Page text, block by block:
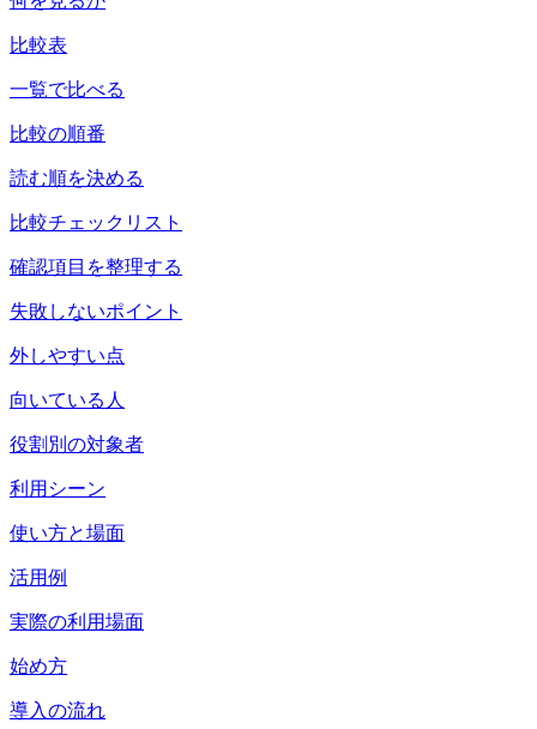
比較表
一覧で比べる
比較の順番
読む順を決める
比較チェックリスト
確認項目を整理する
失敗しないポイント
外しやすい点
向いている人
役割別の対象者
利用シーン
使い方と場面
活用例
実際の利用場面
始め方
導入の流れ